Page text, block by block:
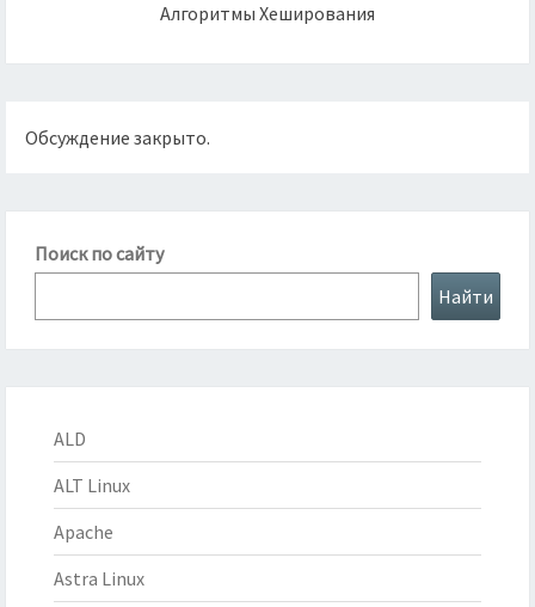
Алгоритмы Хеширования
Обсуждение закрыто.
Поиск по сайту
Найти
ALD
ALT Linux
Apache
Astra Linux